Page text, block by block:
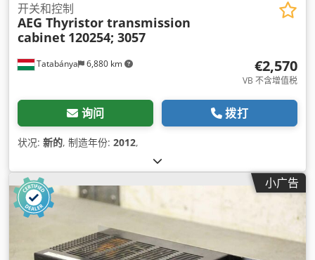
Tatabánya 6,880 km
开关和控制
AEG Thyristor transmission
cabinet 120254; 3057
€2,570
VB 不含增值税
询问 拨打
状况: 新的, 制造年份: 2012,
小广告